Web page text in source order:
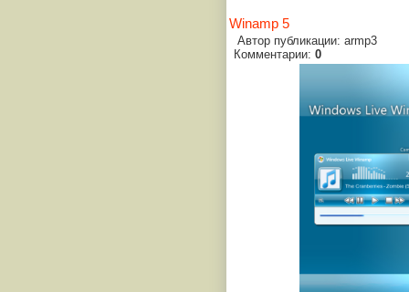
Winamp 5
Автор публикации: armp3
Комментарии: 0